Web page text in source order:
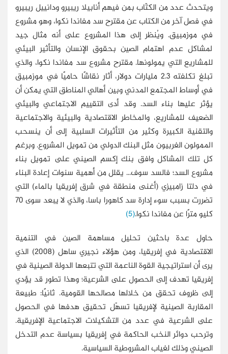
ويتحدث عدد من الكتّاب بمن فيهم أنابيلا ريبيرو ودانييل ريبيرو
في فصل آخر من الكتاب عن مقترح سد مفاندا نكوا، وهو مشروع
في موزمبيق. ويُنظر إلى هذا المشروع على أنه مثال جيد
لمشاكل عدم اهتمام الصين بحقوق الإنسان والتأثير البيئي
للمشاريع التي يمولونها. مقترح مشروع سد مفاندا نكوا، والذي
تبلغ تكلفته 2.3 مليارات دولار، أثار نقاشًا حاميًا في موزمبيق
في أوساط المجتمع المدني وبين أهالي المناطق التي يمكن أن
يؤثر عليها بناء السد. وقد أدى التقييم الاجتماعي والبيئي
الضعيف للمشاريع، والمخاطر الاقتصادية والبيئية والاجتماعية
والتقنية الكبيرة وكثير من التأثيرات السلبية إلى أن ينسحب
الممولون الغربيون مثل البنك الدولي من تمويل المشروع. وبرغم
كل تلك المشاكل وافق بنك إكسم الصيني على تمويل بناء
مشروع السد؛ فالسد سوف... يقلل من أهمية سنوات إعادة البناء
في دلتا زامبيزي (أغنى منطقة في شرق إفريقيا بالماء) التي
تضررت بسبب سوء إدارة سد كاهورا باسا، والذي لا يبعد سوى 70
كليو مترًا عن مفاندا نكوا.(5)
حاول عدة باحثين تحليل مساهمة الصين في التنمية
الاقتصادية في إفريقيا، ومن هؤلاء نجيري ساهل (2008) الذي
يرى أن استراتيجية القوة الناعمة التي تتبعها الدولة الصينية في
إفريقيا تهدف إلى الحصول على الشرعية؛ وهذا تطور قد يؤدي
إلى ظروف تحقق من خلالها مصالحها القومية. ثانيًا: طبيعة
المقاربة الصينية لإفريقيا تسهّل تحقيق هدفها في الحصول
على الشرعية في عدد من التشكيلات الاجتماعية الإفريقية.
وترحب دوائر النخب الحاكمة في إفريقيا بسياسة عدم التدخل
الصيني وذلك لغياب المشروطية السياسية.